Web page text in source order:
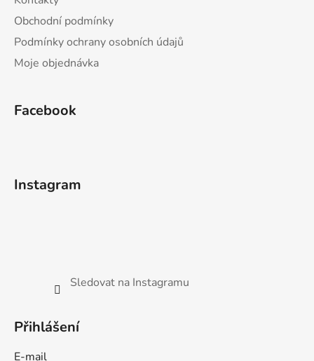
Obchodní podmínky
Podmínky ochrany osobních údajů
Moje objednávka
Facebook
Instagram
Sledovat na Instagramu
Přihlášení
E-mail